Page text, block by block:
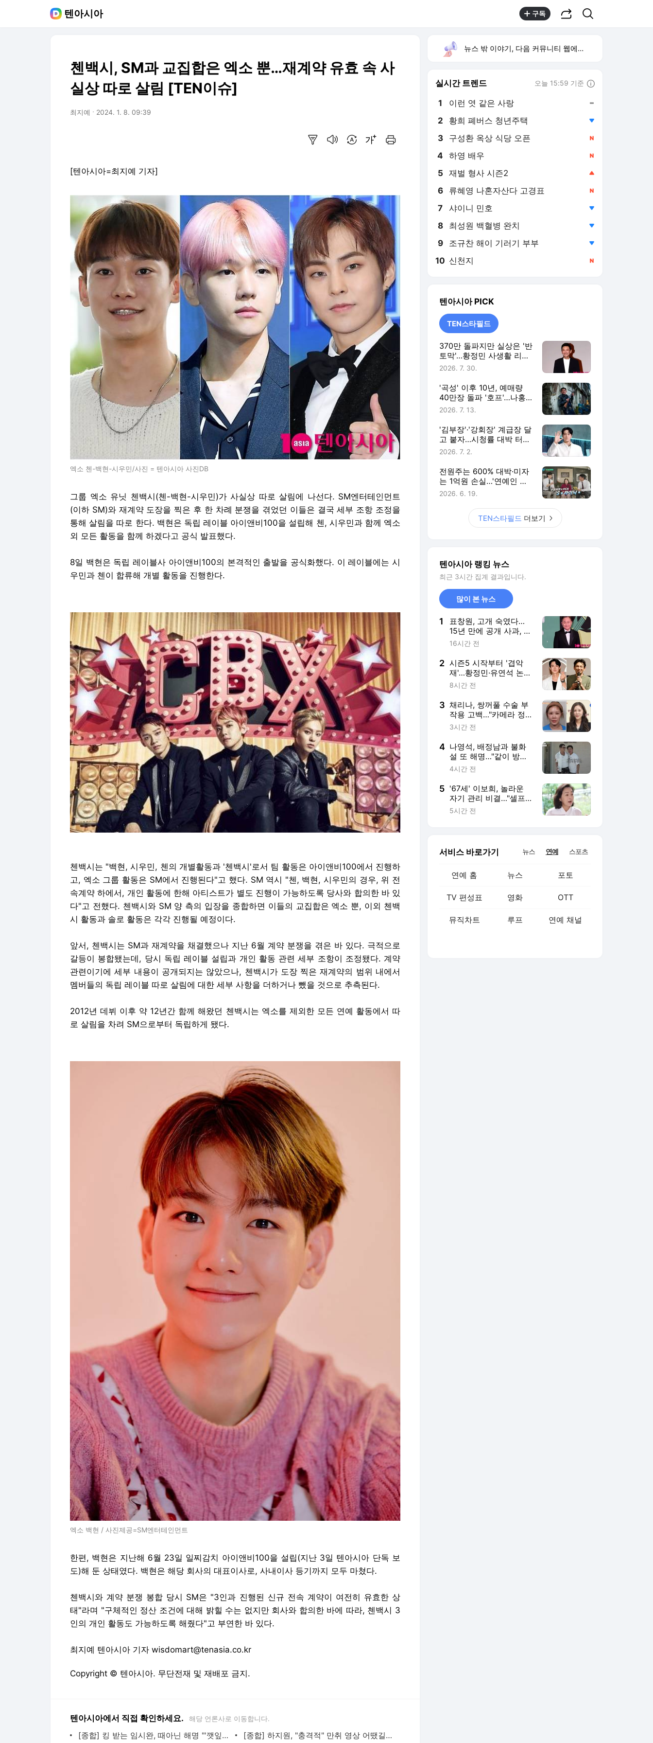
텐아시아 구독
첸백시, SM과 교집합은 엑소 뿐…재계약 유효 속 사
실상 따로 살림 [TEN이슈]
최지예 2024. 1. 8. 09:39
[텐아시아=최지예 기자]
엑소 첸-백현-시우민/사진 = 텐아시아 사진DB
그룹 엑소 유닛 첸백시(첸-백현-시우민)가 사실상 따로 살림에 나선다. SM엔터테인먼트
(이하 SM)와 재계약 도장을 찍은 후 한 차례 분쟁을 겪었던 이들은 결국 세부 조항 조정을
통해 살림을 따로 한다. 백현은 독립 레이블 아이앤비100을 설립해 첸, 시우민과 함께 엑소
외 모든 활동을 함께 하겠다고 공식 발표했다.
8일 백현은 독립 레이블사 아이앤비100의 본격적인 출발을 공식화했다. 이 레이블에는 시
우민과 첸이 합류해 개별 활동을 진행한다.
첸백시는 "백현, 시우민, 첸의 개별활동과 '첸백시'로서 팀 활동은 아이앤비100에서 진행하
고, 엑소 그룹 활동은 SM에서 진행된다"고 했다. SM 역시 "첸, 백현, 시우민의 경우, 위 전
속계약 하에서, 개인 활동에 한해 아티스트가 별도 진행이 가능하도록 당사와 합의한 바 있
다"고 전했다. 첸백시와 SM 양 측의 입장을 종합하면 이들의 교집합은 엑소 뿐, 이외 첸백
시 활동과 솔로 활동은 각각 진행될 예정이다.
앞서, 첸백시는 SM과 재계약을 채결했으나 지난 6월 계약 분쟁을 겪은 바 있다. 극적으로
갈등이 봉합됐는데, 당시 독립 레이블 설립과 개인 활동 관련 세부 조항이 조정됐다. 계약
관련이기에 세부 내용이 공개되지는 않았으나, 첸백시가 도장 찍은 재계약의 범위 내에서
멤버들의 독립 레이블 따로 살림에 대한 세부 사항을 더하거나 뺐을 것으로 추측된다.
2012년 데뷔 이후 약 12년간 함께 해왔던 첸백시는 엑소를 제외한 모든 연예 활동에서 따
로 살림을 차려 SM으로부터 독립하게 됐다.
엑소 백현 / 사진제공=SM엔터테인먼트
한편, 백현은 지난해 6월 23일 일찌감치 아이앤비100을 설립(지난 3일 텐아시아 단독 보
도)해 둔 상태였다. 백현은 해당 회사의 대표이사로, 사내이사 등기까지 모두 마쳤다.
첸백시와 계약 분쟁 봉합 당시 SM은 "3인과 진행된 신규 전속 계약이 여전히 유효한 상
태"라며 "구체적인 정산 조건에 대해 밝힐 수는 없지만 회사와 합의한 바에 따라, 첸백시 3
인의 개인 활동도 가능하도록 해줬다"고 부연한 바 있다.
최지예 텐아시아 기자 wisdomart@tenasia.co.kr
Copyright © 텐아시아. 무단전재 및 재배포 금지.
텐아시아에서 직접 확인하세요. 해당 언론사로 이동합니다.
[종합] 킹 받는 임시완, 때아닌 해명 "'깻잎이유~' 표준어 발음 모르지 않았다" | 텐아시아 [종합] 하지원, "충격적" 만취 영상 어땠길래…"몸으로 표현한 것" 해명 ('미우새') | 텐아시아
뉴스 밖 이야기, 다음 커뮤니티 웹에서 보기
실시간 트렌드 오늘 15:59 기준
1 이런 엿 같은 사랑
2 황희 폐버스 청년주택
3 구성환 옥상 식당 오픈
4 하영 배우
6 류혜영 나혼자산다 고경표
7 샤이니 민호
8 최성원 백혈병 완치
9 조규찬 해이 기러기 부부
10 신천지
텐아시아PICK
TEN스타필드
370만 돌파지만 실상은 '반
토막'…황정민 사생활 리스
크까지 덮친 '호프' [TEN스
2026. 7. 30.
'곡성' 이후 10년, 예매량
40만장 돌파 '호프'…나홍
진 신작 향한 기대와 우려
2026. 7. 13.
'김부장'·'강회장' 계급장 달
고 붙자…시청률 대박 터진
직급 타이틀 [TEN스타필
2026. 7. 2.
전원주는 600% 대박·미자
는 1억원 손실…'연예인 주
식 썰전' 위험한 판타지
2026. 6. 19.
TEN스타필드 더보기
텐아시아 랭킹 뉴스
최근 3시간 집계 결과입니다.
많이 본 뉴스
1
표창원, 고개 숙였다…
15년 만에 공개 사과, 남
규리에 "내가 틀렸어"
16시간 전
2 시즌5 시작부터 '겹악
재'…황정민·유연석 논란
에 난감해진 '틈만나
8시간 전
3 채리나, 쌍꺼풀 수술 부
작용 고백…"카메라 정
면 보기 싫었다" ('터치
3시간 전
4 나영석, 배정남과 불화
설 또 해명…"같이 방송
해도 안 믿어" ('십오야')
4시간 전
5 '67세' 이보희, 놀라운
자기 관리 비결…"셀프
로 20년, 거울 보면 덜
5시간 전
서비스 바로가기 뉴스 연예 스포츠
연예 홈 뉴스 포토
TV 편성표 영화 OTT
뮤직차트 루프 연예 채널